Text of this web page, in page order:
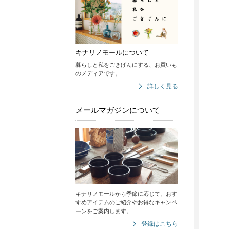
キナリノモールについて
暮らしと私をごきげんにする、お買いも
のメディアです。
詳しく見る
メールマガジンについて
キナリノモールから季節に応じて、おす
すめアイテムのご紹介やお得なキャンペ
ーンをご案内します。
登録はこちら